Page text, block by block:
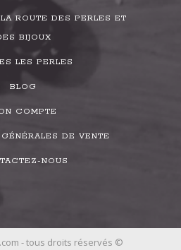
ROUTE DES PERLES ET
BIJOUX
LES PERLES
BLOG
COMPTE
DE VENTE
NOUS
- tous droits réservés ©